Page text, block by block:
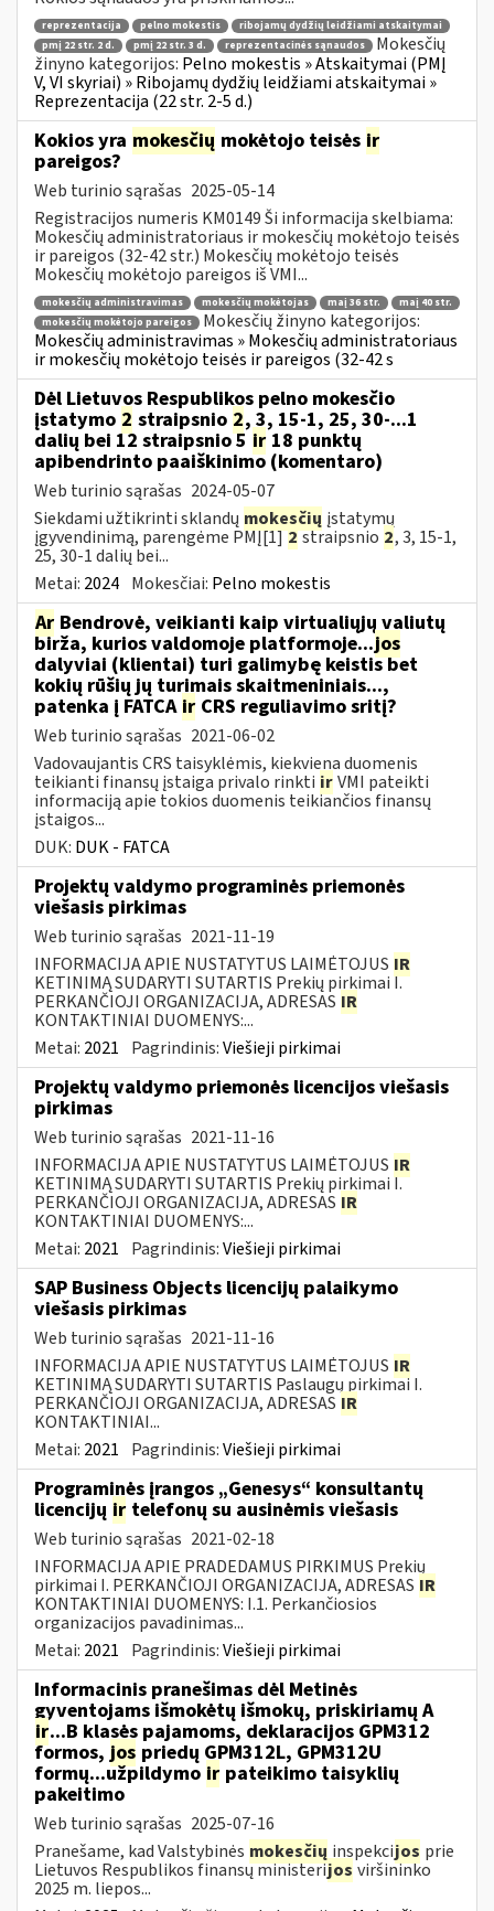
reprezentacija pelno mokestis
ribojamų dydžių leidžiami atskaitymai
pmį 22 str. 2 d.
pmį 22 str. 3 d. reprezentacinės sąnaudos
Mokesčių
žinyno kategorijos: Pelno mokestis » Atskaitymai (PMĮ
V, VI skyriai) » Ribojamų dydžių leidžiami atskaitymai »
Reprezentacija (22 str. 2-5 d.)
Kokios yra mokesčių mokėtojo teisės ir
pareigos?
Web turinio sąrašas 2025-05-14
Registracijos numeris KM0149 Ši informacija skelbiama:
Mokesčių administratoriaus ir mokesčių mokėtojo teisės
ir pareigos (32-42 str.) Mokesčių mokėtojo teisės
Mokesčių mokėtojo pareigos iš VMI...
mokesčių administravimas mokesčių mokėtojas maį 36 str.
maį 40 str.
mokesčių mokėtojo pareigos
Mokesčių žinyno kategorijos:
Mokesčių administravimas » Mokesčių administratoriaus
ir mokesčių mokėtojo teisės ir pareigos (32-42 s
Dėl Lietuvos Respublikos pelno mokesčio
įstatymo 2 straipsnio 2, 3, 15-1, 25, 30-...1
dalių bei 12 straipsnio 5 ir 18 punktų
apibendrinto paaiškinimo (komentaro)
Web turinio sąrašas 2024-05-07
Siekdami užtikrinti sklandų mokesčių įstatymų
įgyvendinimą, parengėme PMĮ[1]2straipsnio 2, 3, 15-1,
25, 30-1 dalių bei...
Metai: 2024 Mokesčiai: Pelno mokestis
Ar Bendrovė, veikianti kaip virtualiųjų valiutų
birža, kurios valdomoje platformoje...jos
dalyviai (klientai) turi galimybę keistis bet
kokių rūšių jų turimais skaitmeniniais...,
patenka į FATCA ir CRS reguliavimo sritį?
Web turinio sąrašas 2021-06-02
Vadovaujantis CRS taisyklėmis, kiekviena duomenis
teikianti finansų įstaiga privalo rinkti irVMI pateikti
informaciją apie tokios duomenis teikiančios finansų
įstaigos...
DUK: DUK - FATCA
Projektų valdymo programinės priemonės
viešasis pirkimas
Web turinio sąrašas 2021-11-19
INFORMACIJA APIE NUSTATYTUS LAIMĖTOJUS IR
KETINIMĄ SUDARYTI SUTARTIS Prekių pirkimai I.
PERKANČIOJI ORGANIZACIJA, ADRESAS IR
KONTAKTINIAI DUOMENYS:...
Metai: 2021 Pagrindinis:Viešieji pirkimai
Projektų valdymo priemonės licencijos viešasis
pirkimas
Web turinio sąrašas 2021-11-16
INFORMACIJA APIE NUSTATYTUS LAIMĖTOJUS IR
KETINIMĄ SUDARYTI SUTARTIS Prekių pirkimai I.
PERKANČIOJI ORGANIZACIJA, ADRESAS IR
KONTAKTINIAI DUOMENYS:...
Metai: 2021 Pagrindinis:Viešieji pirkimai
SAP Business Objects licencijų palaikymo
viešasis pirkimas
Web turinio sąrašas 2021-11-16
INFORMACIJA APIE NUSTATYTUS LAIMĖTOJUS IR
KETINIMĄ SUDARYTI SUTARTIS Paslaugų pirkimai I.
PERKANČIOJI ORGANIZACIJA, ADRESAS IR
KONTAKTINIAI...
Metai: 2021 Pagrindinis:Viešieji pirkimai
Programinės įrangos „Genesys“ konsultantų
licencijų ir telefonų su ausinėmis viešasis
Web turinio sąrašas 2021-02-18
INFORMACIJA APIE PRADEDAMUS PIRKIMUS Prekių
pirkimai I. PERKANČIOJI ORGANIZACIJA, ADRESAS IR
KONTAKTINIAI DUOMENYS: I.1. Perkančiosios
organizacijos pavadinimas...
Metai: 2021 Pagrindinis:Viešieji pirkimai
Informacinis pranešimas dėl Metinės
gyventojams išmokėtų išmokų, priskiriamų A
ir...B klasės pajamoms, deklaracijos GPM312
formos, jos priedų GPM312L, GPM312U
formų...užpildymo ir pateikimo taisyklių
pakeitimo
Web turinio sąrašas 2025-07-16
Pranešame, kad Valstybinės mokesčių inspekcijos prie
Lietuvos Respublikos finansų ministerijos viršininko
2025 m. liepos...